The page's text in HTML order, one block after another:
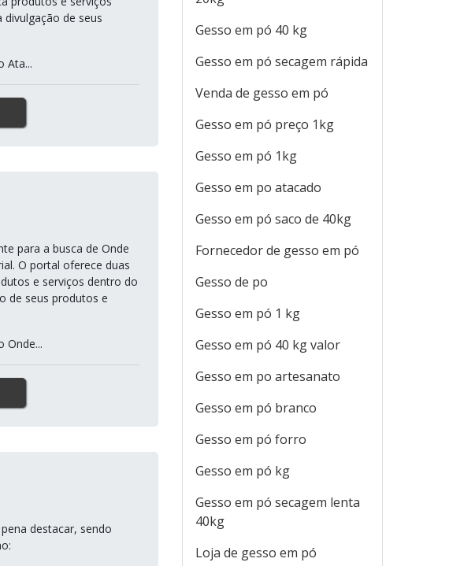
de seus
Ata...
para a busca de Onde
O portal oferece duas
e serviços dentro do
de seus produtos e
Onde...
destacar, sendo
Gesso em pó 40 kg
Gesso em pó secagem rápida
Venda de gesso em pó
Gesso em pó preço 1kg
Gesso em pó 1kg
Gesso em po atacado
Gesso em pó saco de 40kg
Fornecedor de gesso em pó
Gesso de po
Gesso em pó 1 kg
Gesso em pó 40 kg valor
Gesso em po artesanato
Gesso em pó branco
Gesso em pó forro
Gesso em pó kg
Gesso em pó secagem lenta
40kg
Loja de gesso em pó